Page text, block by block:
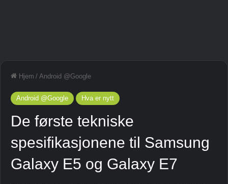
Hjem / Android @Google
Android @Google Hva er nytt
De første tekniske
spesifikasjonene til Samsung
Galaxy E5 og Galaxy E7